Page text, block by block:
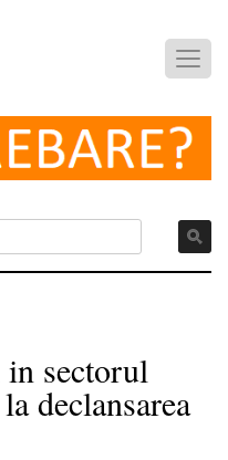
in sectorul
declansarea